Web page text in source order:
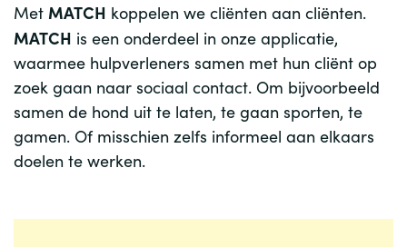
Met MATCH koppelen we cliënten aan cliënten.
MATCH is een onderdeel in onze applicatie,
waarmee hulpverleners samen met hun cliënt op
zoek gaan naar sociaal contact. Om bijvoorbeeld
samen de hond uit te laten, te gaan sporten, te
gamen. Of misschien zelfs informeel aan elkaars
doelen te werken.